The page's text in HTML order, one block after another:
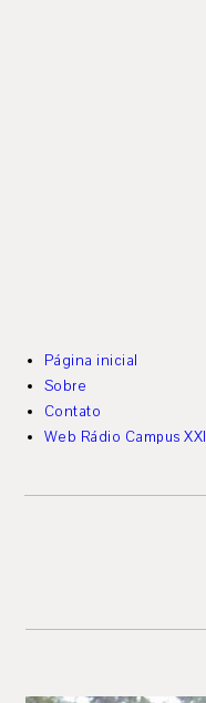
Página inicial
Sobre
Contato
Web Rádio Campus XXI